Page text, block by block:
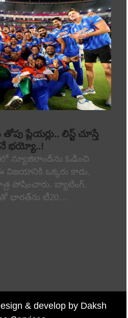
ప్లేయర్లు.. లిస్ట్ చూస్తే
భయ్యో..!
న్యూజిలాండ్‌ను ఓడించి
విజయానికి ఒక్కరు కాదు,
పోషించారు. బ్యాటింగ్,
భారత్‌ను టీ20…
& develop by Daksh